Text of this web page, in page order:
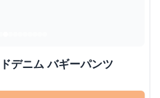
デニム バギーパンツ